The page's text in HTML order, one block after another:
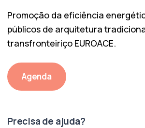
Promoção da eficiência
públicos de arquitetura
transfronteiriço EUROACE.
Agenda
Precisa de ajuda?